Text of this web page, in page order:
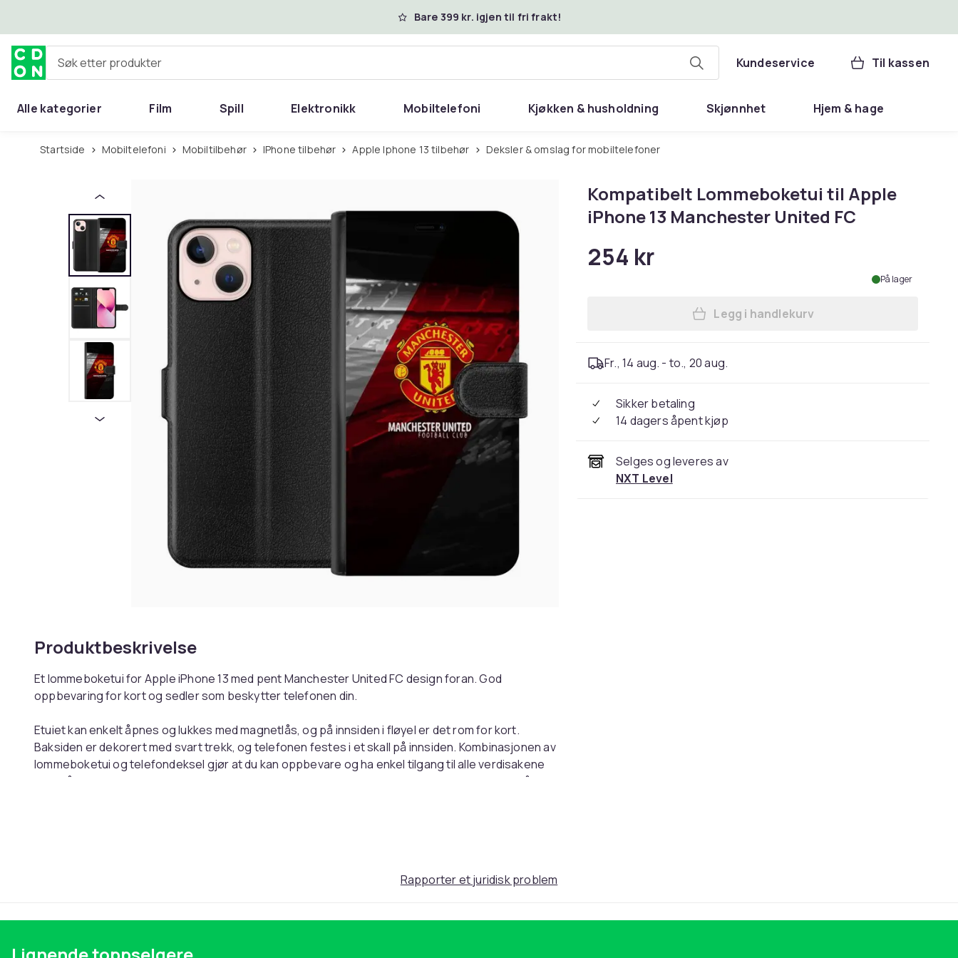
Bare 399 kr. igjen til fri frakt!
Søk etter produkter Kundeservice Til kassen
Alle kategorier Film Spill Elektronikk Mobiltelefoni Kjøkken & husholdning Skjønnhet Hjem & hage
Startside Mobiltelefoni Mobiltilbehør iPhone tilbehør Apple Iphone 13 tilbehør Deksler & omslag for mobiltelefoner
Produktbeskrivelse
Et lommeboketui for Apple iPhone 13 med pent Manchester United FC design foran. God
oppbevaring for kort og sedler som beskytter telefonen din.
Etuiet kan enkelt åpnes og lukkes med magnetlås, og på innsiden i fløyel er det rom for kort.
Baksiden er dekorert med svart trekk, og telefonen festes i et skall på innsiden. Kombinasjonen av
lommeboketui og telefondeksel gjør at du kan oppbevare og ha enkel tilgang til alle verdisakene
dine på ett og samme sted. Passer utmerket til Apple iPhone 13 med utfasing for kameraet på
-Det lette og tynne belegget gjør at dekselet får en perfekt form, og at dekselet ligger godt I
-Lommeboketuiet gir ekstra beskyttelse for skjermen og kameraet og er perfekt designet for
-Mobildekselet som dekker hele telefonen er av høy kvalitet og legger til rette for langvarig bruk
Kompatibelt Lommeboketui til Apple
iPhone 13 Manchester United FC
254 kr
På lager
Legg Kompatibelt Lommeboketui
Legg i handlekurv
Fr., 14 aug. - to., 20 aug.
Sikker betaling
14 dagers åpent kjøp
Selges og leveres av
NXT Level
Rapporter et juridisk problem